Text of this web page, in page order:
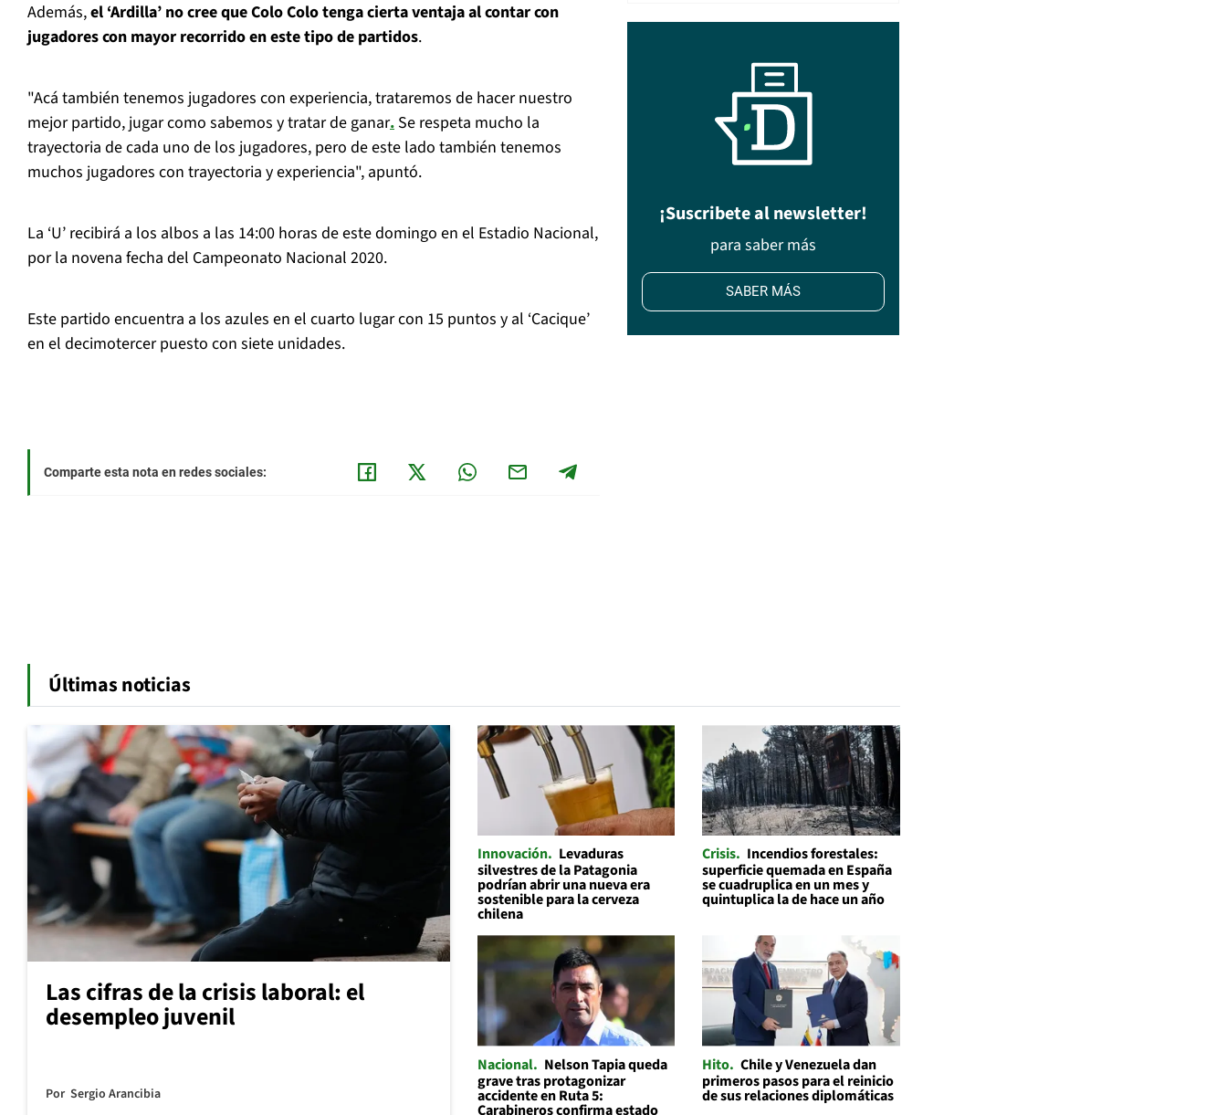
Además,el ‘Ardilla’ no cree que Colo Colo tenga cierta ventaja al contar con
jugadores con mayor recorrido en este tipo de partidos.
"Acá también tenemos jugadores con experiencia, trataremos de hacer nuestro
mejor partido, jugar como sabemos y tratar de ganar. Se respeta mucho la
trayectoria de cada uno de los jugadores, pero de este lado también tenemos
muchos jugadores con trayectoria y experiencia", apuntó.
La ‘U’ recibirá a los albos a las 14:00 horas de este domingo en el Estadio Nacional,
por la novena fecha del Campeonato Nacional 2020.
Este partido encuentra a los azules en el cuarto lugar con 15 puntos y al ‘Cacique’
en el decimotercer puesto con siete unidades.
Comparte esta nota en redes sociales:
¡Suscribete al newsletter!
para saber más
SABER MÁS
Últimas noticias
Las cifras de la crisis laboral: el
desempleo juvenil
Por Sergio Arancibia
Innovación
Levaduras
silvestres de la Patagonia
podrían abrir una nueva era
sostenible para la cerveza
chilena
Crisis Incendios forestales:
superficie quemada en España
se cuadruplica en un mes y
quintuplica la de hace un año
Nacional
Nelson Tapia queda
grave tras protagonizar
accidente en Ruta 5:
Carabineros confirma estado
Hito Chile y Venezuela dan
primeros pasos para el reinicio
de sus relaciones diplomáticas